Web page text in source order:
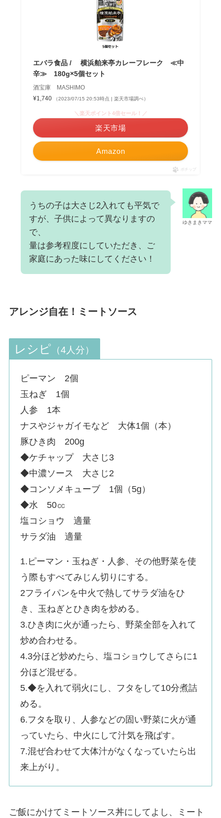
エバラ食品 / 横浜舶来亭カレーフレーク ≪中
辛≫ 180g×5個セット
酒宝庫 MASHIMO
¥1,740
（2023/07/15 20:53時点 | 楽天市場調べ）
Amazon
＼楽天ポイント4倍セール！／
楽天市場
ポチップ
ゆきまきママ
うちの子は大さじ2入れても平気で
すが、子供によって異なりますの
で、
量は参考程度にしていただき、ご
家庭にあった味にしてください！
アレンジ自在！ミートソース
レシピ （4人分）
ピーマン 2個
玉ねぎ 1個
人参 1本
ナスやジャガイモなど 大体1個（本）
豚ひき肉 200g
◆ケチャップ 大さじ3
◆中濃ソース 大さじ2
◆コンソメキューブ 1個（5g）
◆水 50㏄
塩コショウ 適量
サラダ油 適量
1.ピーマン・玉ねぎ・人参、その他野菜を使
う際もすべてみじん切りにする。
2フライパンを中火で熱してサラダ油をひ
き、玉ねぎとひき肉を炒める。
3.ひき肉に火が通ったら、野菜全部を入れて
炒め合わせる。
4.3分ほど炒めたら、塩コショウしてさらに1
分ほど混ぜる。
5.◆を入れて弱火にし、フタをして10分煮詰
める。
6.フタを取り、人参などの固い野菜に火が通
っていたら、中火にして汁気を飛ばす。
7.混ぜ合わせて大体汁がなくなっていたら出
来上がり。
ご飯にかけてミートソース丼にしてよし、ミート